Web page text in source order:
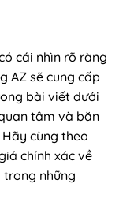
cái nhìn rõ ràng
AZ sẽ cung cấp
bài viết dưới
tâm và băn
cùng theo
chính xác về
trong những